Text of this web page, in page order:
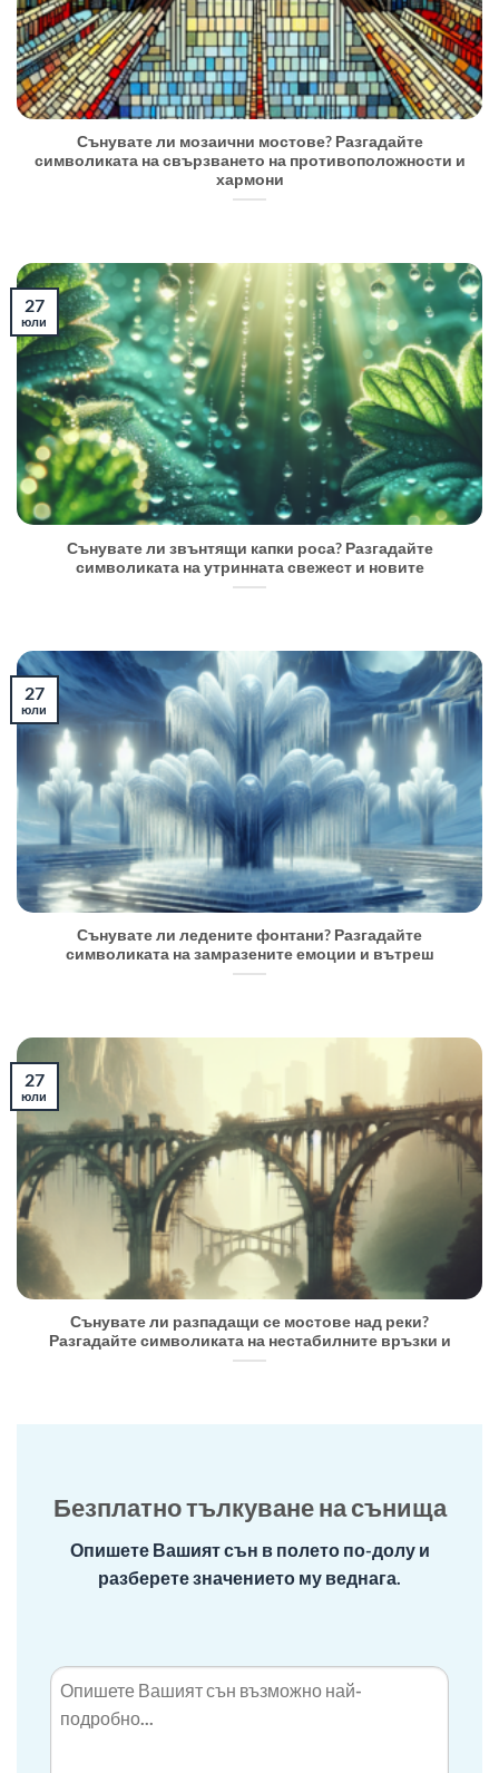
Сънувате ли мозаични мостове? Разгадайте
символиката на свързването на противоположности и
хармони
Сънувате ли звънтящи капки роса? Разгадайте
символиката на утринната свежест и новите
27
юли
Сънувате ли ледените фонтани? Разгадайте
символиката на замразените емоции и вътреш
27
юли
Сънувате ли разпадащи се мостове над реки?
Разгадайте символиката на нестабилните връзки и
27
юли
Безплатно тълкуване на сънища
Опишете Вашият сън в полето по-долу и
разберете значението му веднага.